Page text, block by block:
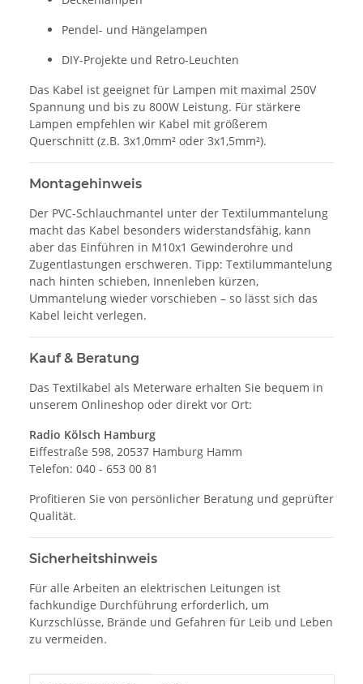
Pendel- und Hängelampen
DIY-Projekte und Retro-Leuchten
Das Kabel ist geeignet für Lampen mit maximal 250V
Spannung und bis zu 800W Leistung. Für stärkere
Lampen empfehlen wir Kabel mit größerem
Querschnitt (z.B. 3x1,0mm² oder 3x1,5mm²).
Montagehinweis
Der PVC-Schlauchmantel unter der Textilummantelung
macht das Kabel besonders widerstandsfähig, kann
aber das Einführen in M10x1 Gewinderohre und
Zugentlastungen erschweren. Tipp: Textilummantelung
nach hinten schieben, Innenleben kürzen,
Ummantelung wieder vorschieben – so lässt sich das
Kabel leicht verlegen.
Kauf & Beratung
Das Textilkabel als Meterware erhalten Sie bequem in
unserem Onlineshop oder direkt vor Ort:
Radio Kölsch Hamburg
Eiffestraße 598, 20537 Hamburg Hamm
Telefon: 040 - 653 00 81
Profitieren Sie von persönlicher Beratung und geprüfter
Qualität.
Sicherheitshinweis
Für alle Arbeiten an elektrischen Leitungen ist
fachkundige Durchführung erforderlich, um
Kurzschlüsse, Brände und Gefahren für Leib und Leben
zu vermeiden.